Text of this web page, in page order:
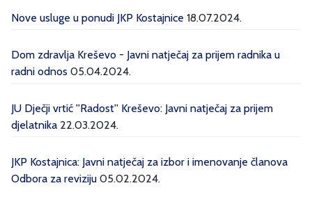
Nove usluge u ponudi JKP Kostajnice 18.07.2024.
Dom zdravlja Kreševo - Javni natječaj za prijem radnika u
radni odnos 05.04.2024.
JU Dječji vrtić ''Radost'' Kreševo: Javni natječaj za prijem
djelatnika 22.03.2024.
JKP Kostajnica: Javni natječaj za izbor i imenovanje članova
Odbora za reviziju 05.02.2024.